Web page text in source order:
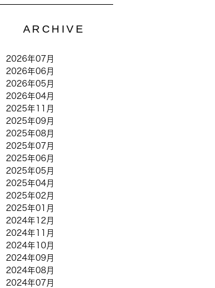
ARCHIVE
2026年07月
2026年06月
2026年05月
2026年04月
2025年11月
2025年09月
2025年08月
2025年07月
2025年06月
2025年05月
2025年04月
2025年02月
2025年01月
2024年12月
2024年11月
2024年10月
2024年09月
2024年08月
2024年07月